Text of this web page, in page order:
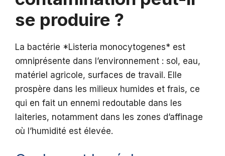
se produire ?
La bactérie *Listeria monocytogenes* est
omniprésente dans l’environnement : sol, eau,
matériel agricole, surfaces de travail. Elle
prospère dans les milieux humides et frais, ce
qui en fait un ennemi redoutable dans les
laiteries, notamment dans les zones d’affinage
où l’humidité est élevée.